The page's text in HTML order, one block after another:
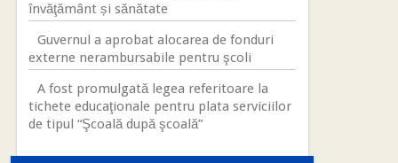
învăţământ și sănătate
Guvernul a aprobat alocarea de fonduri
externe nerambursabile pentru şcoli
A fost promulgată legea referitoare la
tichete educaţionale pentru plata serviciilor
de tipul “Şcoală după şcoală”